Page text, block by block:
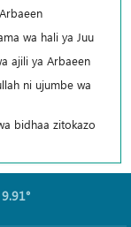
wa hali ya Juu
ajili ya Arbaeen
ni ujumbe wa
bidhaa zitokazo
9.91°